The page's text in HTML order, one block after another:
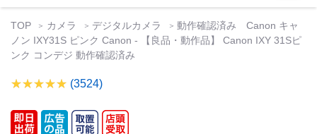
TOP カメラ デジタルカメラ
動作確認済み Canon キャ
ノン IXY31S ピンク Canon - 【良品・動作品】 Canon IXY 31Sピ
ンク コンデジ 動作確認済み
(3524)